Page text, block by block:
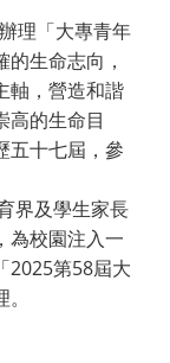
理「大專青年
生命志向，
軸，營造和諧
高的生命目
五十七屆，參
界及學生家長
為校園注入一
2025第58屆大